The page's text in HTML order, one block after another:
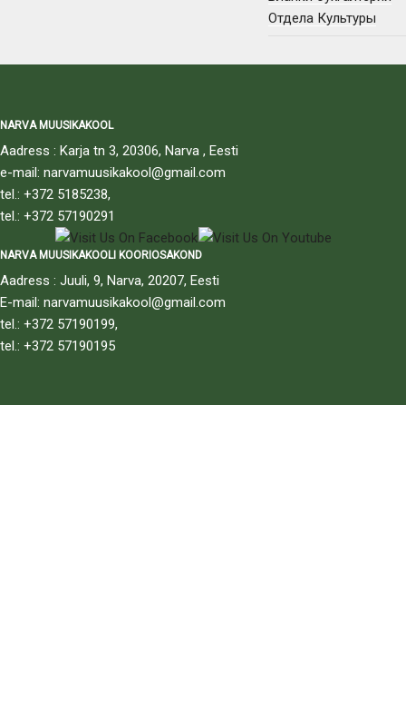
Отдела Культуры
NARVA MUUSIKAKOOL
Aadress : Karja tn 3, 20306, Narva , Eesti
e-mail: narvamuusikakool@gmail.com
tel.: +372 5185238,
tel.: +372 57190291
NARVA MUUSIKAKOOLI KOORIOSAKOND
Aadress : Juuli, 9, Narva, 20207, Eesti
E-mail: narvamuusikakool@gmail.com
tel.: +372 57190199,
tel.: +372 57190195